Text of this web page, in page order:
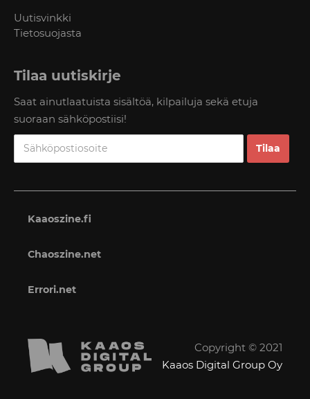
Uutisvinkki
Tietosuojasta
Tilaa uutiskirje
Saat ainutlaatuista sisältöä, kilpailuja sekä etuja
suoraan sähköpostiisi!
Kaaoszine.fi
Chaoszine.net
Errori.net
Copyright © 2021
Kaaos Digital Group Oy